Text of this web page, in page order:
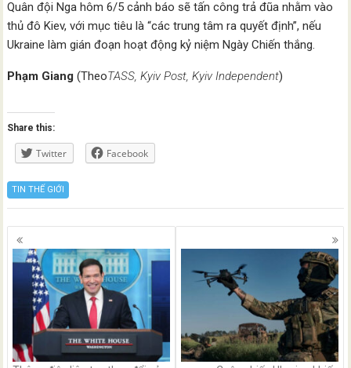
Quân đội Nga hôm 6/5 cảnh báo sẽ tấn công trả đũa nhằm vào
thủ đô Kiev, với mục tiêu là “các trung tâm ra quyết định”, nếu
Ukraine làm gián đoạn hoạt động kỷ niệm Ngày Chiến thắng.
Phạm Giang (TheoTASS, Kyiv Post, Kyiv Independent)
Share this:
Twitter Facebook
TIN THẾ GIỚI
Posts
navigation